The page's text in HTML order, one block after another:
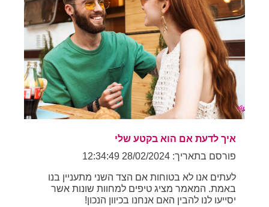
איך לדעת אם הוא בקטע שלי
פורסם בתאריך: 28/02/2024 12:34:49
לעתים אנו לא בטוחות אם הצד השני מתעניין בנו
באמת. המאמר מציג טיפים למחוות שונות אשר
יסייעו לנו להבין האם אנחנו בכיוון הנכון!